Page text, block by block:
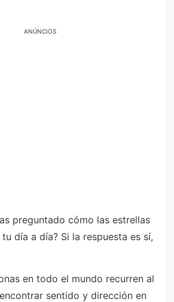
ANÚNCIOS
preguntado cómo las estrellas
día a día? Si la respuesta es sí,
en todo el mundo recurren al
sentido y dirección en